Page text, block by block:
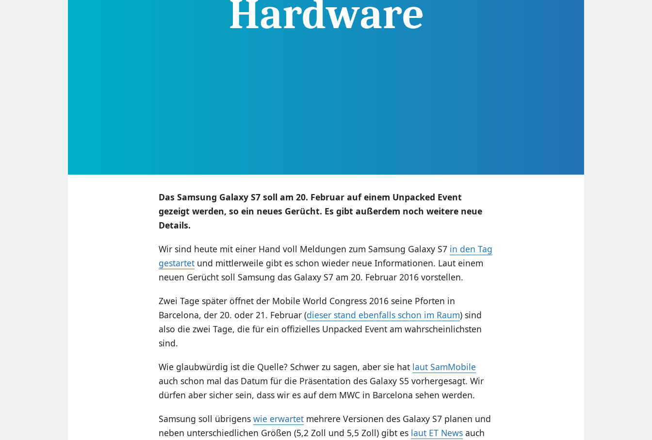
Das Samsung Galaxy S7 soll am 20. Februar auf einem Unpacked Event
gezeigt werden, so ein neues Gerücht. Es gibt außerdem noch weitere neue
Details.
Wir sind heute mit einer Hand voll Meldungen zum Samsung Galaxy S7 in den Tag
gestartetund mittlerweile gibt es schon wieder neue Informationen. Laut einem
neuen Gerücht soll Samsung das Galaxy S7 am 20. Februar 2016 vorstellen.
Zwei Tage später öffnet der Mobile World Congress 2016 seine Pforten in
Barcelona, der 20. oder 21. Februar (dieser stand ebenfalls schon im Raum) sind
also die zwei Tage, die für ein offizielles Unpacked Event am wahrscheinlichsten
sind.
Wie glaubwürdig ist die Quelle? Schwer zu sagen, aber sie hat laut SamMobile
auch schon mal das Datum für die Präsentation des Galaxy S5 vorhergesagt. Wir
dürfen aber sicher sein, dass wir es auf dem MWC in Barcelona sehen werden.
Samsung soll übrigens wie erwartetmehrere Versionen des Galaxy S7 planen und
neben unterschiedlichen Größen (5,2 Zoll und 5,5 Zoll) gibt es laut ET Newsauch